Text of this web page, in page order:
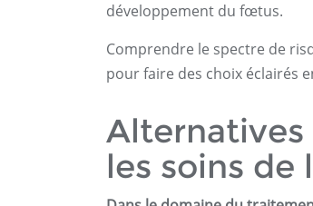
développement du fœtus.
Comprendre le spectre de
pour faire des choix éclairés
Alternatives
les soins de